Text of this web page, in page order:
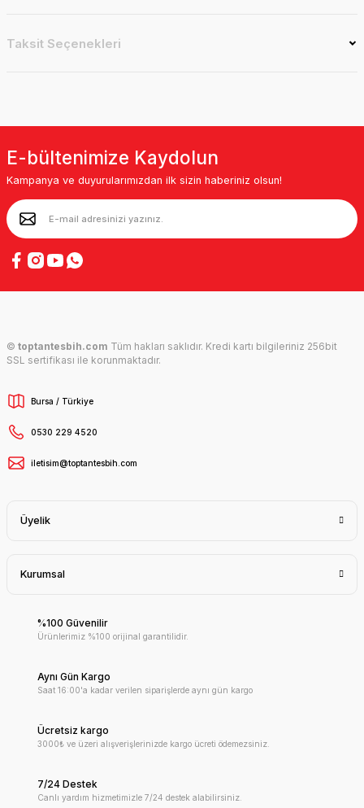
Taksit Seçenekleri
E-bültenimize Kaydolun
Kampanya ve duyurularımızdan ilk sizin haberiniz olsun!
© toptantesbih.com Tüm hakları saklıdır. Kredi kartı bilgileriniz 256bit
SSL sertifikası ile korunmaktadır.
Bursa / Türkiye
0530 229 4520
iletisim@toptantesbih.com
Üyelik
Kurumsal
%100 Güvenilir
Ürünlerimiz %100 orijinal garantilidir.
Aynı Gün Kargo
Saat 16:00'a kadar verilen siparişlerde aynı gün kargo
Ücretsiz kargo
3000₺ ve üzeri alışverişlerinizde kargo ücreti ödemezsiniz.
7/24 Destek
Canlı yardım hizmetimizle 7/24 destek alabilirsiniz.